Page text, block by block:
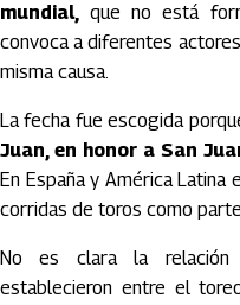
mundial, que no está
convoca a diferentes
misma causa.
La fecha fue escogida
Juan, en honor a San
En España y América Latina
corridas de toros como
No es clara la relación
establecieron entre el